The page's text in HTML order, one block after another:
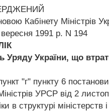
Кабінету Міністрів
вересня 1991 р. N 194
Уряду України, що
"г" пункту 6
УРСР від 2
в структурі